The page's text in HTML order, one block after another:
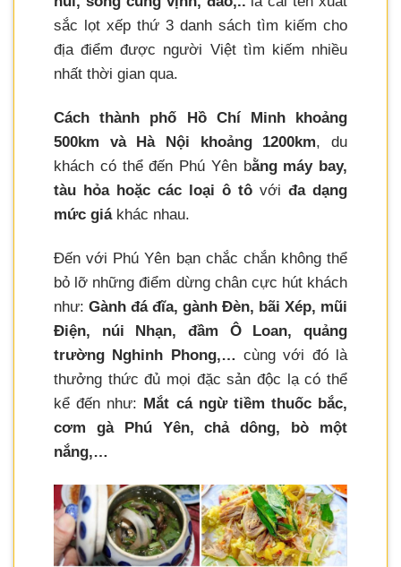
sắc lọt xếp thứ 3 danh sách tìm kiếm cho
địa điểm được người Việt tìm kiếm nhiều
nhất thời gian qua.
Cách thành phố Hồ Chí Minh khoảng
500km và Hà Nội khoảng 1200km, du
khách có thể đến Phú Yên bằng máy bay,
tàu hỏa hoặc các loại ô tô với đa dạng
mức giákhác nhau.
Đến với Phú Yên bạn chắc chắn không thể
bỏ lỡ những điểm dừng chân cực hút khách
như: Gành đá đĩa, gành Đèn, bãi Xép, mũi
Điện, núi Nhạn, đầm Ô Loan, quảng
trường Nghinh Phong,… cùng với đó là
thưởng thức đủ mọi đặc sản độc lạ có thể
kể đến như: Mắt cá ngừ tiềm thuốc bắc,
cơm gà Phú Yên, chả dông, bò một
nắng,…